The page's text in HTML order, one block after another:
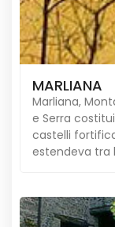
MARLIANA
Marliana,
e Serra
castelli
estendeva tra